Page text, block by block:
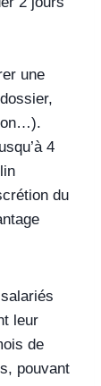
une
4
du
leur
de
pouvant